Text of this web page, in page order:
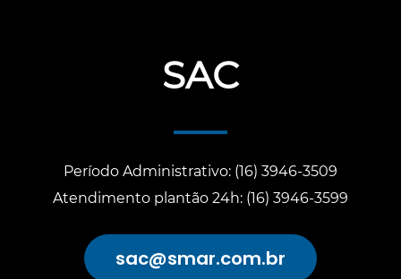
SAC
Período Administrativo: (16) 3946-3509
Atendimento plantão 24h: (16) 3946-3599
sac@smar.com.br